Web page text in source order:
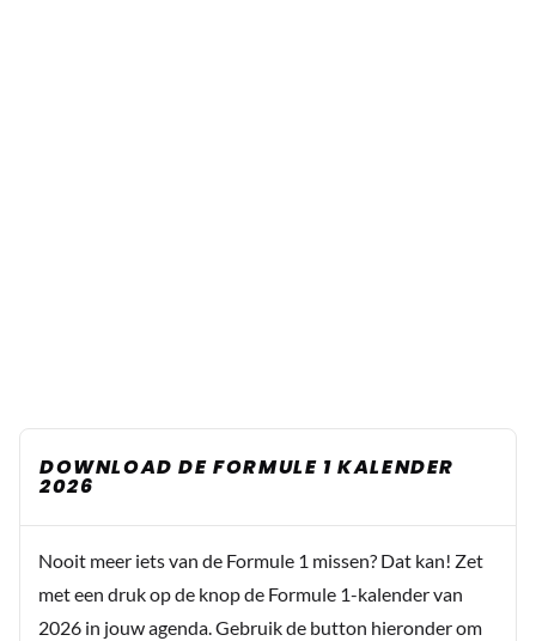
DOWNLOAD DE FORMULE 1 KALENDER
2026
Nooit meer iets van de Formule 1 missen? Dat kan! Zet
met een druk op de knop de Formule 1-kalender van
2026 in jouw agenda. Gebruik de button hieronder om